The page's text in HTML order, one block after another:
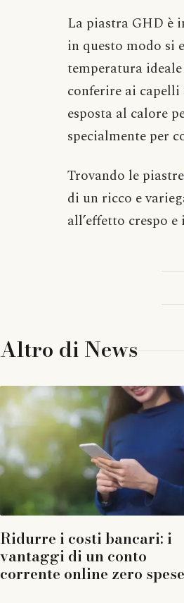
La piastra GHD è
in questo modo si
temperatura
conferire ai
esposta al calore
specialmente per
Trovando le piastre
di un ricco e
all’effetto crespo
Altro diNews
Ridurre i costi bancari: i
vantaggi di un conto
corrente online zero spese